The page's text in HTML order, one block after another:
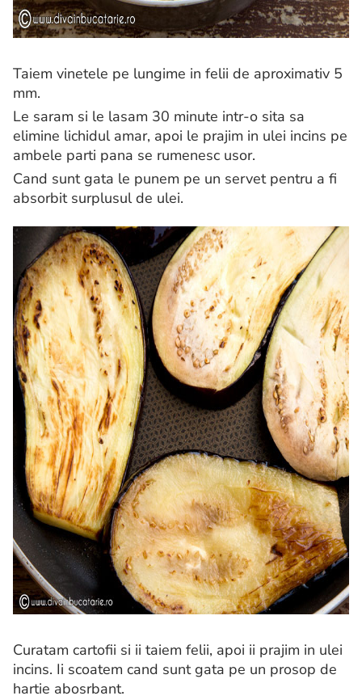
Taiem vinetele pe lungime in felii de aproximativ 5
mm.
Le saram si le lasam 30 minute intr-o sita sa
elimine lichidul amar, apoi le prajim in ulei incins pe
ambele parti pana se rumenesc usor.
Cand sunt gata le punem pe un servet pentru a fi
absorbit surplusul de ulei.
Curatam cartofii si ii taiem felii, apoi ii prajim in ulei
incins. Ii scoatem cand sunt gata pe un prosop de
hartie abosrbant.